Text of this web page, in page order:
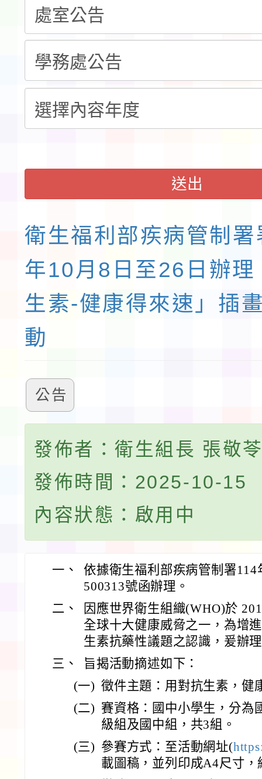
程安排一案
「桃園市補助參觀特色
展演活動實施計畫」
請一案
送出
衛生福利部疾病管制
年10月8日至26日辦理
生素-健康得來速」插
動
公告
發佈者：衛生組長 張敬
發佈時間：2025-10-15
內容狀態：啟用中
一、
依據衛生福利部疾病管制署
500313號函辦理。
二、
因應世界衛生組織(WHO)於
全球十大健康威脅之一，為增
生素抗藥性議題之認識，爰辦
三、
旨揭活動摘述如下：
(一) 徵件主題：用對抗生素，健
(二) 賽資格：國中小學生，分為
級組及國中組，共3組。
(三) 參賽方式：至活動網址(
載圖稿，並列印成A4尺寸